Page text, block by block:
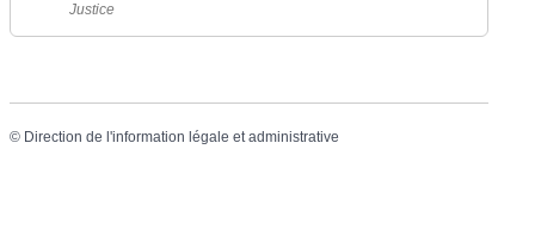
Justice
© Direction de l'information légale et administrative